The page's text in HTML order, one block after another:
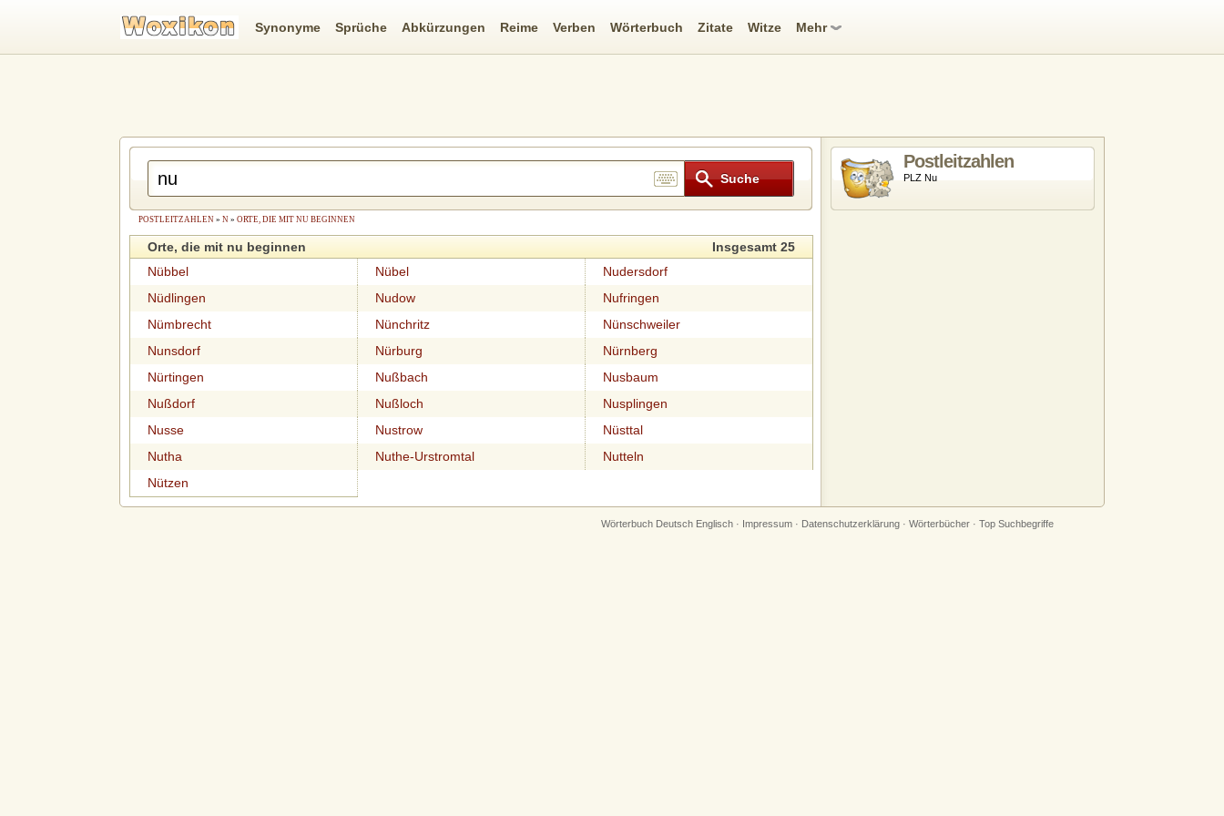
Postleitzahlen
PLZ Nu
POSTLEITZAHLEN » N » ORTE, DIE MIT NU BEGINNEN
Orte, die mit nu beginnen
Insgesamt 25
Nübbel
Nübel
Nudersdorf
Nüdlingen
Nudow
Nufringen
Nümbrecht
Nünchritz
Nünschweiler
Nunsdorf
Nürburg
Nürnberg
Nürtingen
Nußbach
Nusbaum
Nußdorf
Nußloch
Nusplingen
Nusse
Nustrow
Nüsttal
Nutha
Nuthe-Urstromtal
Nutteln
Nützen
Synonyme Sprüche Abkürzungen Reime Verben Wörterbuch Zitate Witze Mehr
Wörterbuch Deutsch Englisch · Impressum · Datenschutzerklärung · Wörterbücher · Top Suchbegriffe